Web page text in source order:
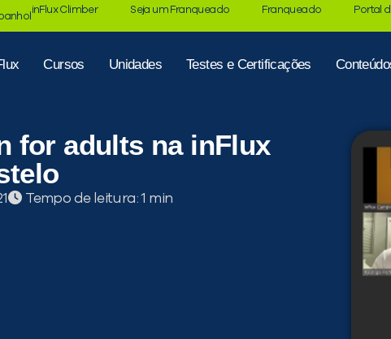
inFlux Climber Seja um Franqueado Franqueado Portal
Cursos Unidades Testes e Certificações
for adults na inFlux
Tempo de leitura: